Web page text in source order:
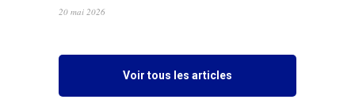
20 mai 2026
Voir tous les articles